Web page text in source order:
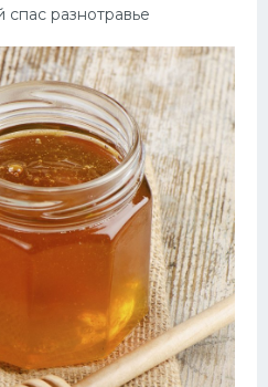
разнотравье